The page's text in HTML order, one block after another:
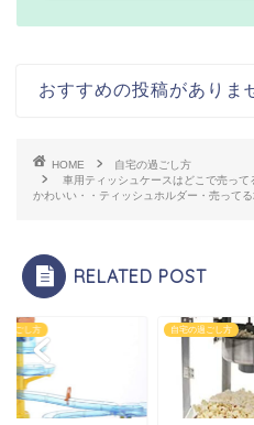
おすすめの投稿がありま
HOME
自宅の過ごし方
車用ティッシュケースはどこで売っ
かわいい・・ティッシュホルダー・売って
RELATED POST
過ごし方 自宅の過ごし方